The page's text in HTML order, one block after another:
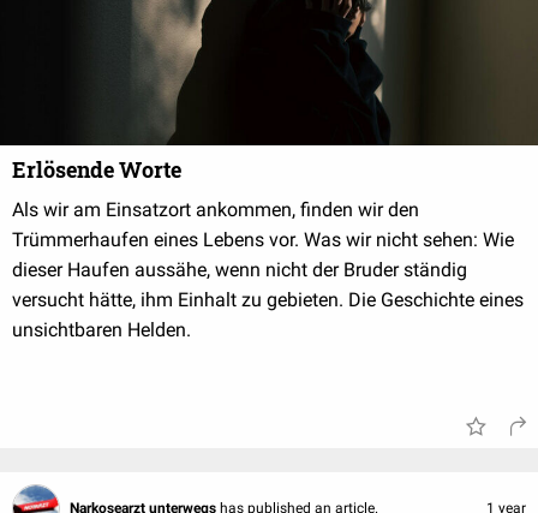
Erlösende Worte
Als wir am Einsatzort ankommen, finden wir den
Trümmerhaufen eines Lebens vor. Was wir nicht sehen: Wie
dieser Haufen aussähe, wenn nicht der Bruder ständig
versucht hätte, ihm Einhalt zu gebieten. Die Geschichte eines
unsichtbaren Helden.
Narkosearzt unterwegs has published an article. 1 year